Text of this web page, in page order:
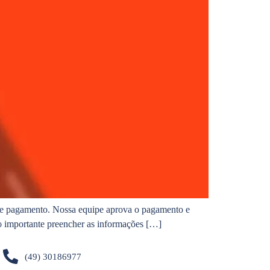
Nossa equipe aprova o pagamento e
importante preencher as informações […]
(49) 30186977